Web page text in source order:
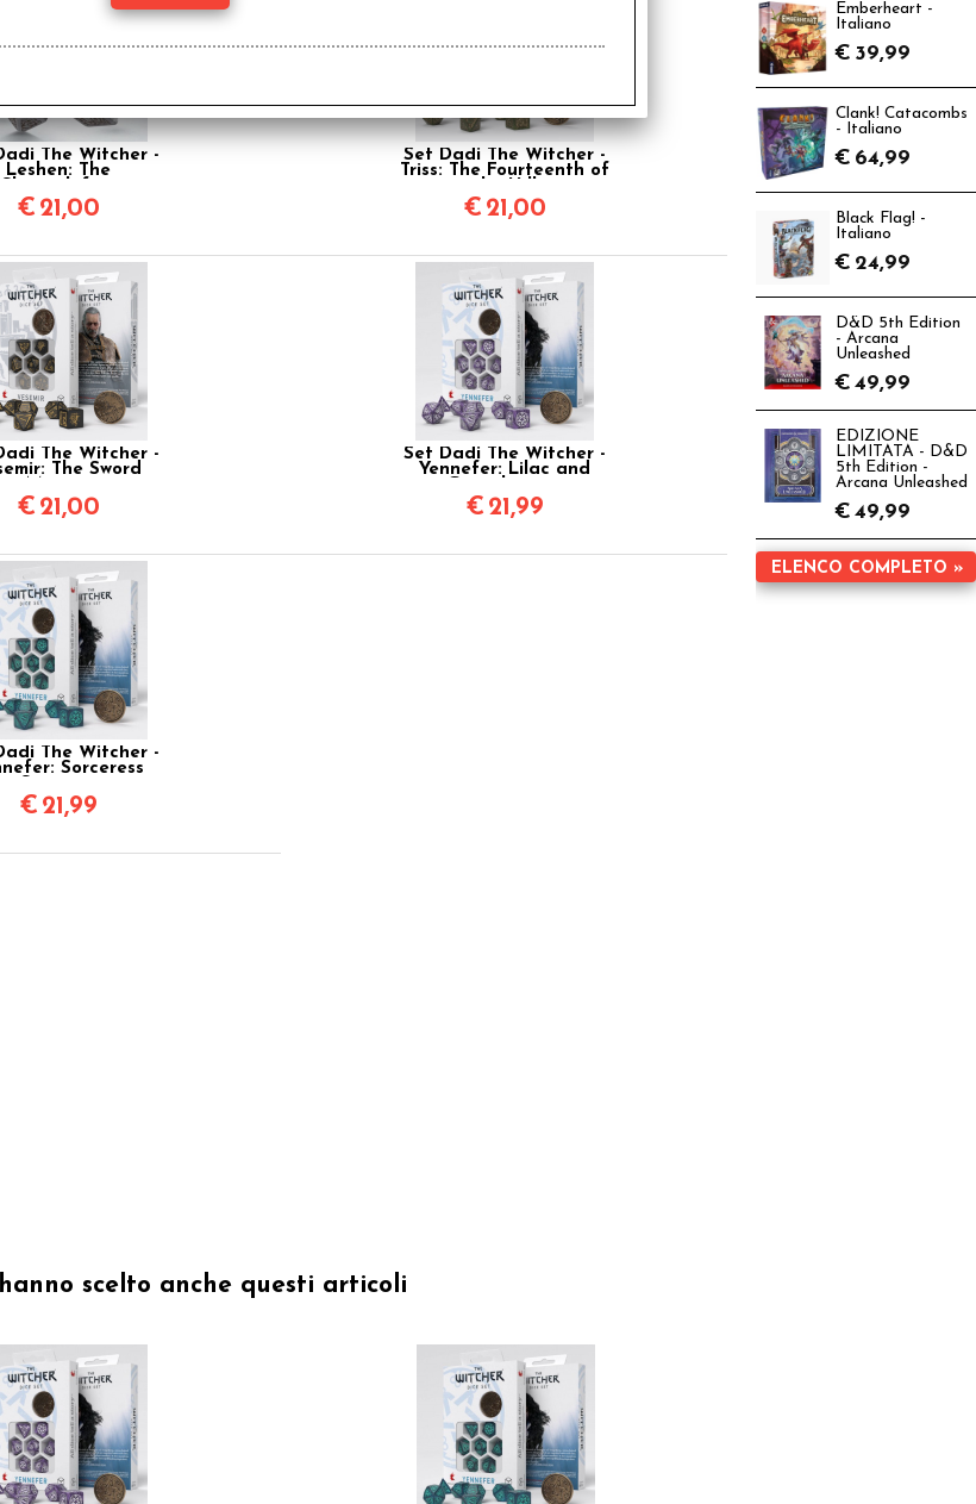
The Witcher -
Leshen: The
€ 21,00
Set Dadi The Witcher -
Triss: The Fourteenth of
€ 21,00
The Witcher -
The Sword
€ 21,00
Set Dadi The Witcher -
Yennefer: Lilac and
€ 21,99
The Witcher -
Sorceress
€ 21,99
scelto anche questi articoli
Emberheart -
Italiano
€ 39,99
Clank! Catacombs
- Italiano
€ 64,99
Black Flag! -
Italiano
€ 24,99
D&D 5th Edition
- Arcana
Unleashed
€ 49,99
EDIZIONE
LIMITATA - D&D
5th Edition -
Arcana Unleashed
€ 49,99
ELENCO COMPLETO »